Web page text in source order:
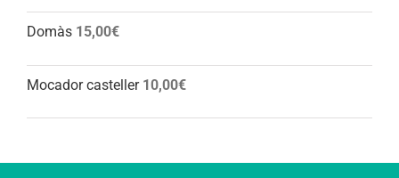
Domàs 15,00€
Mocador casteller 10,00€